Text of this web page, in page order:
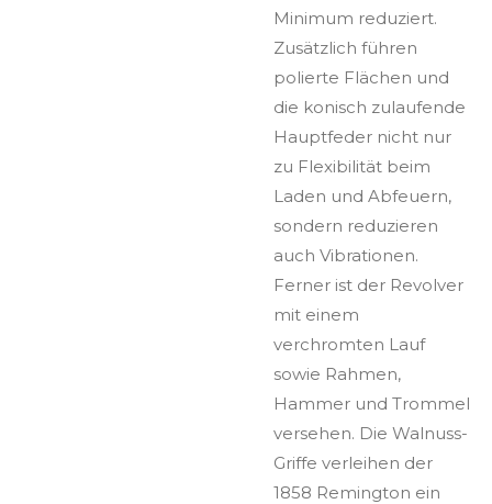
Minimum reduziert.
Zusätzlich führen
polierte Flächen und
die konisch zulaufende
Hauptfeder nicht nur
zu Flexibilität beim
Laden und Abfeuern,
sondern reduzieren
auch Vibrationen.
Ferner ist der Revolver
mit einem
verchromten Lauf
sowie Rahmen,
Hammer und Trommel
versehen. Die Walnuss-
Griffe verleihen der
1858 Remington ein